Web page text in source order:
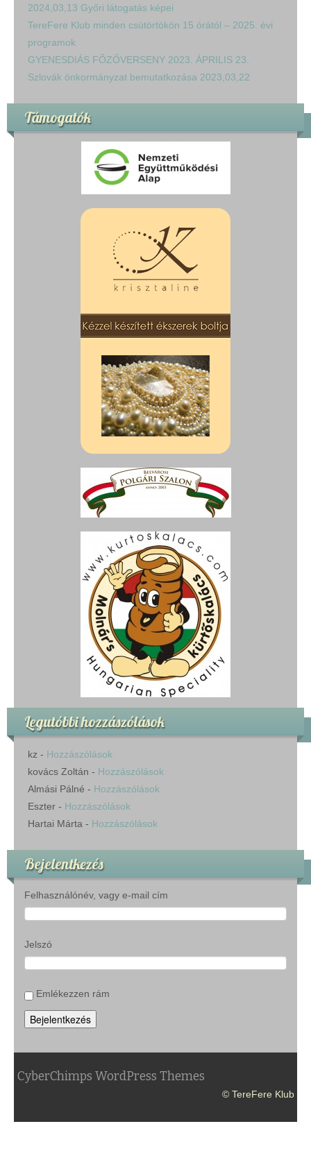
2024,03,13 Győri látogatás képei
TereFere Klub minden csütörtökön 15 órától – 2025. évi
programok
GYENESDIÁS FŐZŐVERSENY 2023. ÁPRILIS 23.
Szlovák önkormányzat bemutatkozása 2023,03,22
Támogatók
Legutóbbi hozzászólások
kz - Hozzászólások
kovács Zoltán - Hozzászólások
Almási Pálné - Hozzászólások
Eszter - Hozzászólások
Hartai Márta - Hozzászólások
Bejelentkezés
Felhasználónév, vagy e-mail cím
Jelszó
Emlékezzen rám
Bejelentkezés
CyberChimps WordPress Themes
© TereFere Klub